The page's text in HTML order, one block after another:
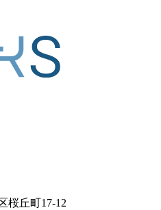
桜丘町17-12